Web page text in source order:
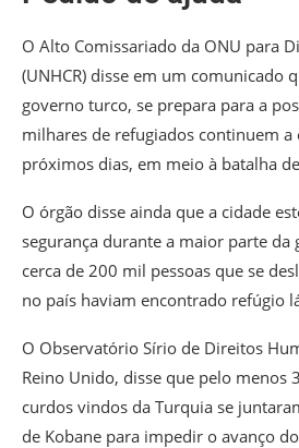
O Alto Comissariado da ONU para
(UNHCR) disse em um comunicado
governo turco, se prepara para a
milhares de refugiados continuem
próximos dias, em meio à batalha
O órgão disse ainda que a cidade
segurança durante a maior parte da
cerca de 200 mil pessoas que se
no país haviam encontrado refúgio
O Observatório Sírio de Direitos
Reino Unido, disse que pelo menos
curdos vindos da Turquia se
de Kobane para impedir o avanço